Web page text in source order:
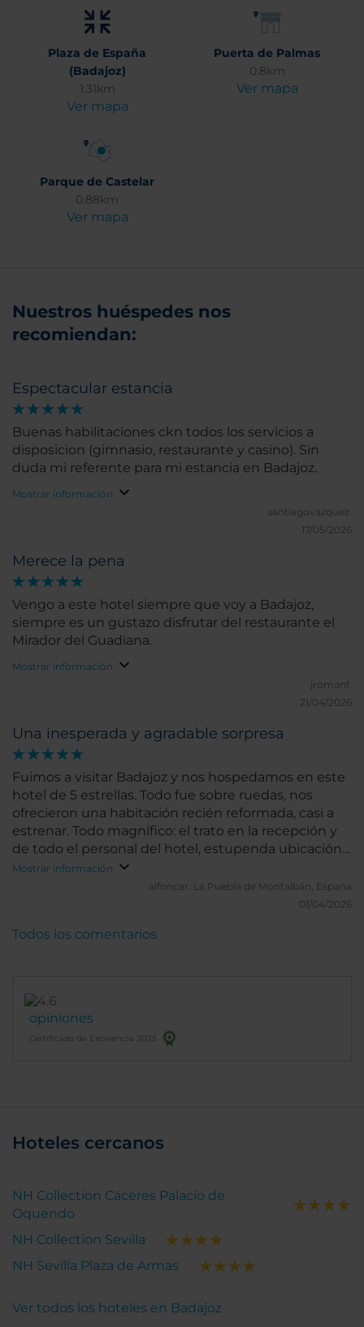
Plaza de España
(Badajoz)
1.31km
Ver mapa
Puerta de Palmas
0.8km
Ver mapa
Parque de Castelar
0.88km
Ver mapa
Nuestros huéspedes nos
recomiendan:
Espectacular estancia
Buenas habilitaciones ckn todos los servicios a
disposicion (gimnasio, restaurante y casino). Sin
duda mi referente para mi estancia en Badajoz.
Mostrar información
santiagovazquez.
17/05/2026
Merece la pena
Vengo a este hotel siempre que voy a Badajoz,
siempre es un gustazo disfrutar del restaurante el
Mirador del Guadiana.
Mostrar información
jromanf.
21/04/2026
Una inesperada y agradable sorpresa
Fuimos a visitar Badajoz y nos hospedamos en este
hotel de 5 estrellas. Todo fue sobre ruedas, nos
ofrecieron una habitación recién reformada, casi a
estrenar. Todo magnífico: el trato en la recepción y
de todo el personal del hotel, estupenda ubicación
y desayuno muy bueno.
Mostrar información
alfoncar. La Puebla de Montalbán, España
01/04/2026
opiniones
Certificado de Excelencia 2025
Todos los comentarios
Hoteles cercanos
NH Collection Cáceres Palacio de
Oquendo
NH Collection Sevilla
NH Sevilla Plaza de Armas
Ver todos los hoteles en Badajoz